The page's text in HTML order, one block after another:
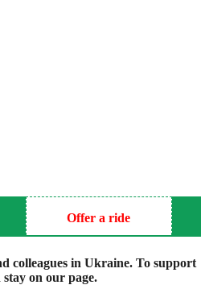
Offer a ride
colleagues in Ukraine. To support
on our page.